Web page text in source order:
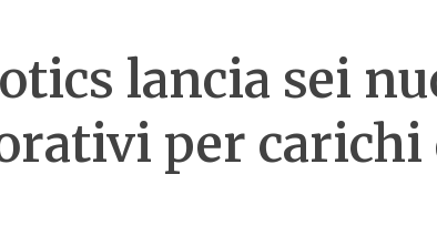
lancia sei
per carichi